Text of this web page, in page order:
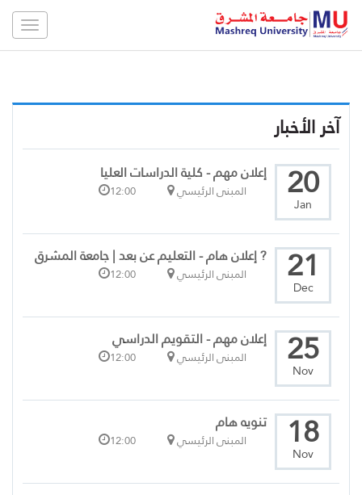
آخر الأخبار
20
Jan
إعلان مهم - كلية الدراسات العليا
المبنى الرئيسي 12:00
21
Dec
? إعلان هام - التعليم عن بعد | جامعة المشرق
المبنى الرئيسي 12:00
25
Nov
إعلان مهم - التقويم الدراسي
المبنى الرئيسي 12:00
18
Nov
تنويه هام
المبنى الرئيسي 12:00